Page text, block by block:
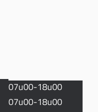
07u00-18u00
07u00-18u00